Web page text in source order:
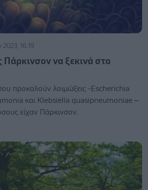
2023, 16:19
Πάρκινσον να ξεκινά στο
προκαλούν λοιμώξεις -Escherichia
και Klebsiella quasipneumoniae –
είχαν Πάρκινσον.